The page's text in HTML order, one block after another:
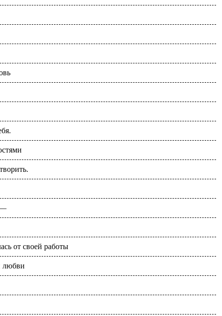
—
от своей работы
любви